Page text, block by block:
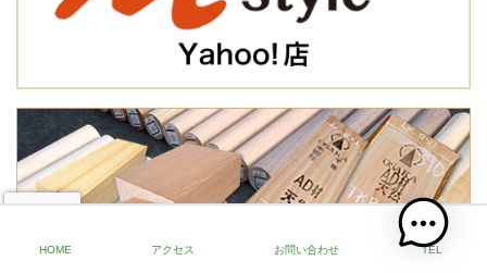
HOME アクセス お問い合わせ TEL